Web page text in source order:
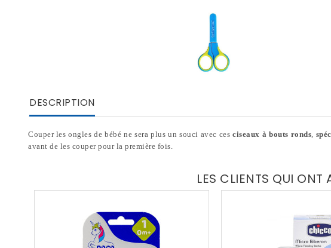
DESCRIPTION
Couper les ongles de bébé ne sera plus un souci avec cesciseaux à bouts ronds,
avant de les couper pour la première fois.
LES CLIENTS QUI ONT